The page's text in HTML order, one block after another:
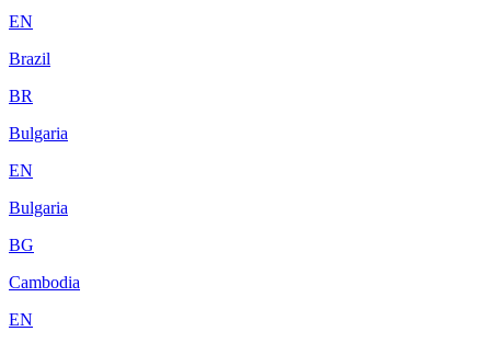
EN
Brazil
BR
Bulgaria
EN
Bulgaria
BG
Cambodia
EN